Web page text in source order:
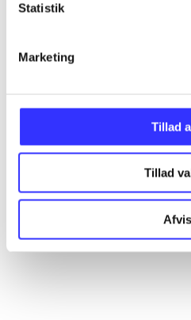
Statistik
Marketing
Tillad
Tillad
Afvis
...
...